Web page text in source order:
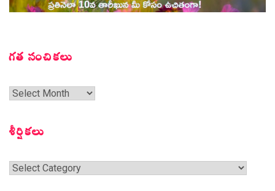
గత సంచికలు
గత
శీర్షికలు
శీర్షికలు